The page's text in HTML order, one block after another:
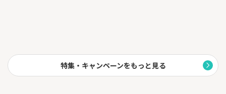
特集・キャンペーンをもっと見る